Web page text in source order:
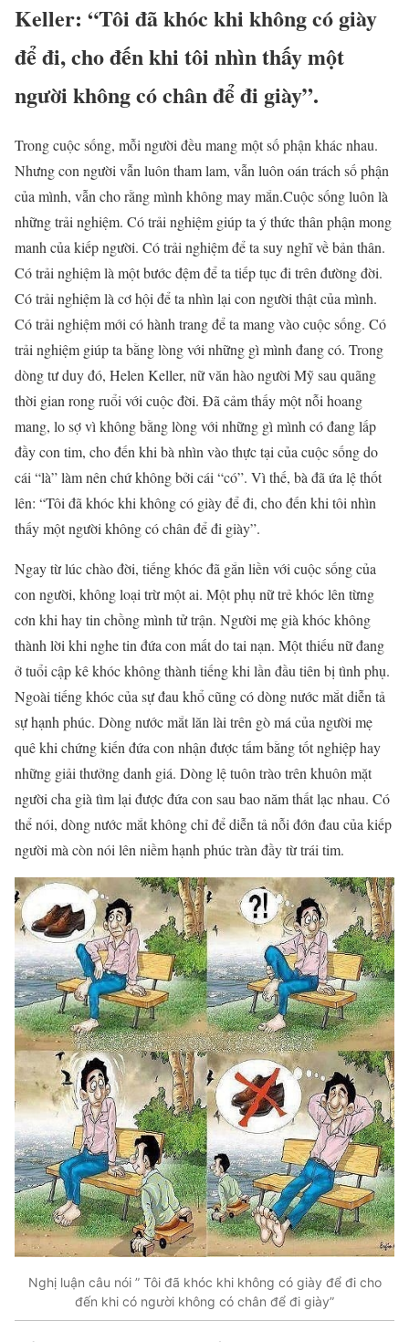
Keller: “Tôi đã khóc khi không có giày
để đi, cho đến khi tôi nhìn thấy một
người không có chân để đi giày”.
Trong cuộc sống, mỗi người đều mang một số phận khác nhau.
Nhưng con người vẫn luôn tham lam, vẫn luôn oán trách số phận
của mình, vẫn cho rằng mình không may mắn.Cuộc sống luôn là
những trải nghiệm. Có trải nghiệm giúp ta ý thức thân phận mong
manh của kiếp người. Có trải nghiệm để ta suy nghĩ về bản thân.
Có trải nghiệm là một bước đệm để ta tiếp tục đi trên đường đời.
Có trải nghiệm là cơ hội để ta nhìn lại con người thật của mình.
Có trải nghiệm mới có hành trang để ta mang vào cuộc sống. Có
trải nghiệm giúp ta bằng lòng với những gì mình đang có. Trong
dòng tư duy đó, Helen Keller, nữ văn hào người Mỹ sau quãng
thời gian rong ruổi với cuộc đời. Đã cảm thấy một nỗi hoang
mang, lo sợ vì không bằng lòng với những gì mình có đang lấp
đầy con tim, cho đến khi bà nhìn vào thực tại của cuộc sống do
cái “là” làm nên chứ không bởi cái “có”. Vì thế, bà đã ứa lệ thốt
lên: “Tôi đã khóc khi không có giày để đi, cho đến khi tôi nhìn
thấy một người không có chân để đi giày”.
Ngay từ lúc chào đời, tiếng khóc đã gắn liền với cuộc sống của
con người, không loại trừ một ai. Một phụ nữ trẻ khóc lên từng
cơn khi hay tin chồng mình tử trận. Người mẹ già khóc không
thành lời khi nghe tin đứa con mất do tai nạn. Một thiếu nữ đang
ở tuổi cập kê khóc không thành tiếng khi lần đầu tiên bị tình phụ.
Ngoài tiếng khóc của sự đau khổ cũng có dòng nước mắt diễn tả
sự hạnh phúc. Dòng nước mắt lăn lài trên gò má của người mẹ
quê khi chứng kiến đứa con nhận được tấm bằng tốt nghiệp hay
những giải thưởng danh giá. Dòng lệ tuôn trào trên khuôn mặt
người cha già tìm lại được đứa con sau bao năm thất lạc nhau. Có
thể nói, dòng nước mắt không chỉ để diễn tả nỗi đớn đau của kiếp
người mà còn nói lên niềm hạnh phúc tràn đầy từ trái tim.
Nghị luận câu nói ” Tôi đã khóc khi không có giày để đi cho
đến khi có người không có chân để đi giày”